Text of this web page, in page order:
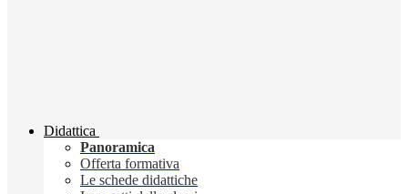
Didattica
Panoramica
Offerta formativa
Le schede didattiche